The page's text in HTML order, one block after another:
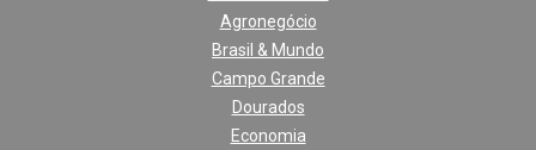
Agronegócio
Brasil & Mundo
Campo Grande
Dourados
Economia